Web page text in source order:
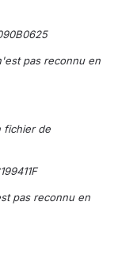
pas reconnu en
fichier de
pas reconnu en